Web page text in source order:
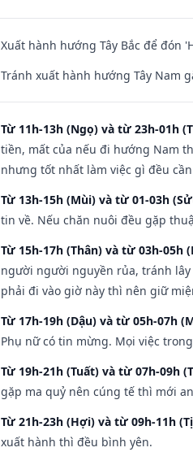
Xuất hành hướng Tây Bắc để đón
Tránh xuất hành hướng Tây Nam
Từ 11h-13h (Ngọ) và từ 23h-01h
tiền, mất của nếu đi hướng Nam
nhưng tốt nhất làm việc gì đều
Từ 13h-15h (Mùi) và từ 01-03h
tin về. Nếu chăn nuôi đều gặp
Từ 15h-17h (Thân) và từ 03h-05h
người người nguyền rủa, tránh
phải đi vào giờ này thì nên giữ
Từ 17h-19h (Dậu) và từ 05h-07h
Phụ nữ có tin mừng. Mọi việc
Từ 19h-21h (Tuất) và từ 07h-09h
gặp ma quỷ nên cúng tế thì mới
Từ 21h-23h (Hợi) và từ 09h-11h
xuất hành thì đều bình yên.